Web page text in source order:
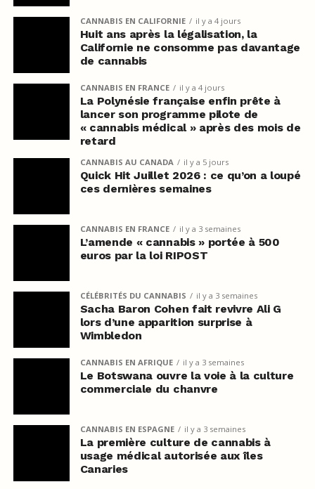
CANNABIS EN CALIFORNIE il y a 4 jours
Huit ans après la légalisation, la
Californie ne consomme pas davantage
de cannabis
CANNABIS EN FRANCE il y a 4 jours
La Polynésie française enfin prête à
lancer son programme pilote de
« cannabis médical » après des mois de
retard
CANNABIS AU CANADA il y a 5 jours
Quick Hit Juillet 2026 : ce qu’on a loupé
ces dernières semaines
CANNABIS EN FRANCE il y a 3 semaines
L’amende « cannabis » portée à 500
euros par la loi RIPOST
CÉLÉBRITÉS DU CANNABIS il y a 3 semaines
Sacha Baron Cohen fait revivre Ali G
lors d’une apparition surprise à
Wimbledon
CANNABIS EN AFRIQUE il y a 3 semaines
Le Botswana ouvre la voie à la culture
commerciale du chanvre
CANNABIS EN ESPAGNE il y a 3 semaines
La première culture de cannabis à
usage médical autorisée aux îles
Canaries